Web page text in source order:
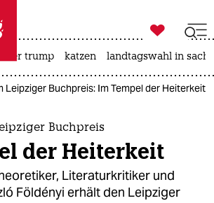
taz zahl ich
taz zahl ich

taz zahl ich
trump katzen landtagswahl in
Leipziger Buchpreis: Im Tempel der Heiterkeit
Buchpreis
der Heiterkeit
Literaturkritiker und
Földényi erhält den Leipziger